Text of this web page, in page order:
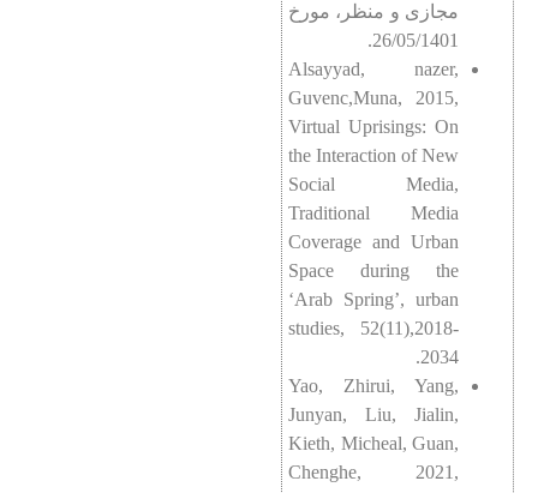
مجازی و منظر، مورخ
26/05/1401.
Alsayyad, nazer,
Guvenc,Muna, 2015,
Virtual Uprisings: On
the Interaction of New
Social Media,
Traditional Media
Coverage and Urban
Space during the
‘Arab Spring’, urban
studies, 52(11),2018-
2034.
Yao, Zhirui, Yang,
Junyan, Liu, Jialin,
Kieth, Micheal, Guan,
Chenghe, 2021,